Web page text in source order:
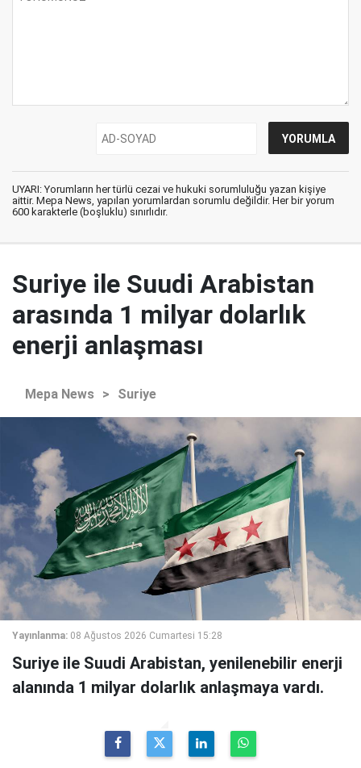
UYARI: Yorumların her türlü cezai ve hukuki sorumluluğu yazan kişiye
aittir. Mepa News, yapılan yorumlardan sorumlu değildir. Her bir yorum
600 karakterle (boşluklu) sınırlıdır.
Suriye ile Suudi Arabistan
arasında 1 milyar dolarlık
enerji anlaşması
Mepa News > Suriye
Yayınlanma: 08 Ağustos 2026 Cumartesi 15:28
Suriye ile Suudi Arabistan, yenilenebilir enerji
alanında 1 milyar dolarlık anlaşmaya vardı.